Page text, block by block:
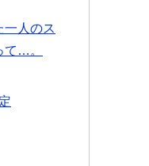
一人のス
て…。